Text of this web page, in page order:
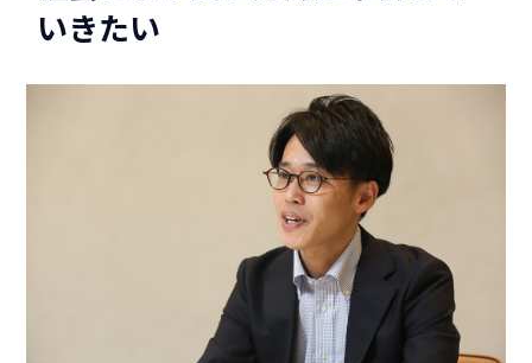
いきたい